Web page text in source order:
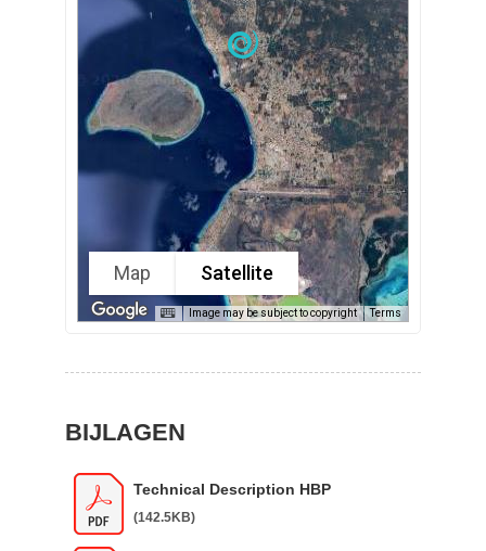
Map Satellite
Image may be subject to copyright Terms
BIJLAGEN
Technical Description HBP
(142.5KB)